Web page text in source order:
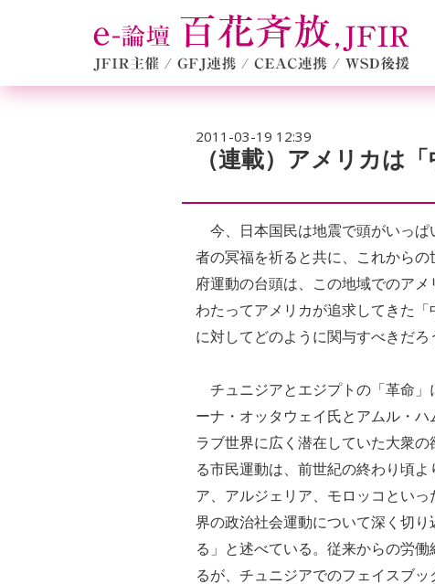
2011-03-19 12:39
（連載）アメリカは
今、日本国民は地震で頭がいっぱ
者の冥福を祈ると共に、これから
府運動の台頭は、この地域でのア
わたってアメリカが追求してきた
に対してどのように関与すべきだ
チュニジアとエジプトの「革命」
ーナ・オッタウェイ氏とアムル・
ラブ世界に広く潜在していた大衆
る市民運動は、前世紀の終わり頃
ア、アルジェリア、モロッコとい
界の政治社会運動について深く切
る」と述べている。従来からの労
るが、チュニジアでのフェイスブ